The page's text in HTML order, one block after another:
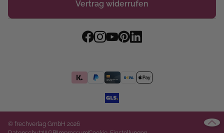
Vertrag widerrufen
© frechverlag GmbH 2026